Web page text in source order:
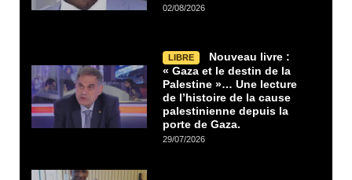
02/08/2026
LIBRE
Nouveau livre :
« Gaza et le destin de la
Palestine »… Une lecture
de l’histoire de la cause
palestinienne depuis la
porte de Gaza.
29/07/2026